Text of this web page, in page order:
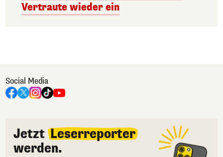
Vertraute wieder ein
Social Media
Jetzt Leserreporter
werden.